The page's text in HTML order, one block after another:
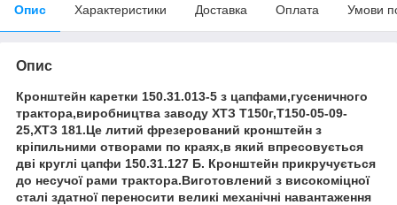
Опис Характеристики Доставка Оплата Умови
Опис
Кронштейн каретки 150.31.013-5 з цапфами,гусеничного
трактора,виробництва заводу ХТЗ Т150г,Т150-05-09-
25,ХТЗ 181.Це литий фрезерований кронштейн з
кріпильними отворами по краях,в який впресовується
дві круглі цапфи 150.31.127 Б. Кронштейн прикручується
до несучої рами трактора.Виготовлений з високоміцної
сталі здатної переносити великі механічні навантаження